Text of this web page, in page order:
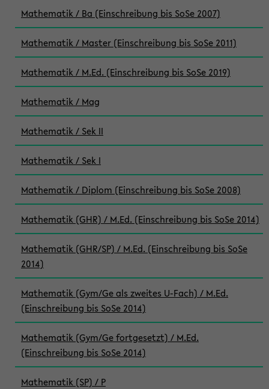
Mathematik / Ba (Einschreibung bis SoSe 2007)
Mathematik / Master (Einschreibung bis SoSe 2011)
Mathematik / M.Ed. (Einschreibung bis SoSe 2019)
Mathematik / Mag
Mathematik / Sek II
Mathematik / Sek I
Mathematik / Diplom (Einschreibung bis SoSe 2008)
Mathematik (GHR) / M.Ed. (Einschreibung bis SoSe 2014)
Mathematik (GHR/SP) / M.Ed. (Einschreibung bis SoSe
2014)
Mathematik (Gym/Ge als zweites U-Fach) / M.Ed.
(Einschreibung bis SoSe 2014)
Mathematik (Gym/Ge fortgesetzt) / M.Ed.
(Einschreibung bis SoSe 2014)
Mathematik (SP) / P